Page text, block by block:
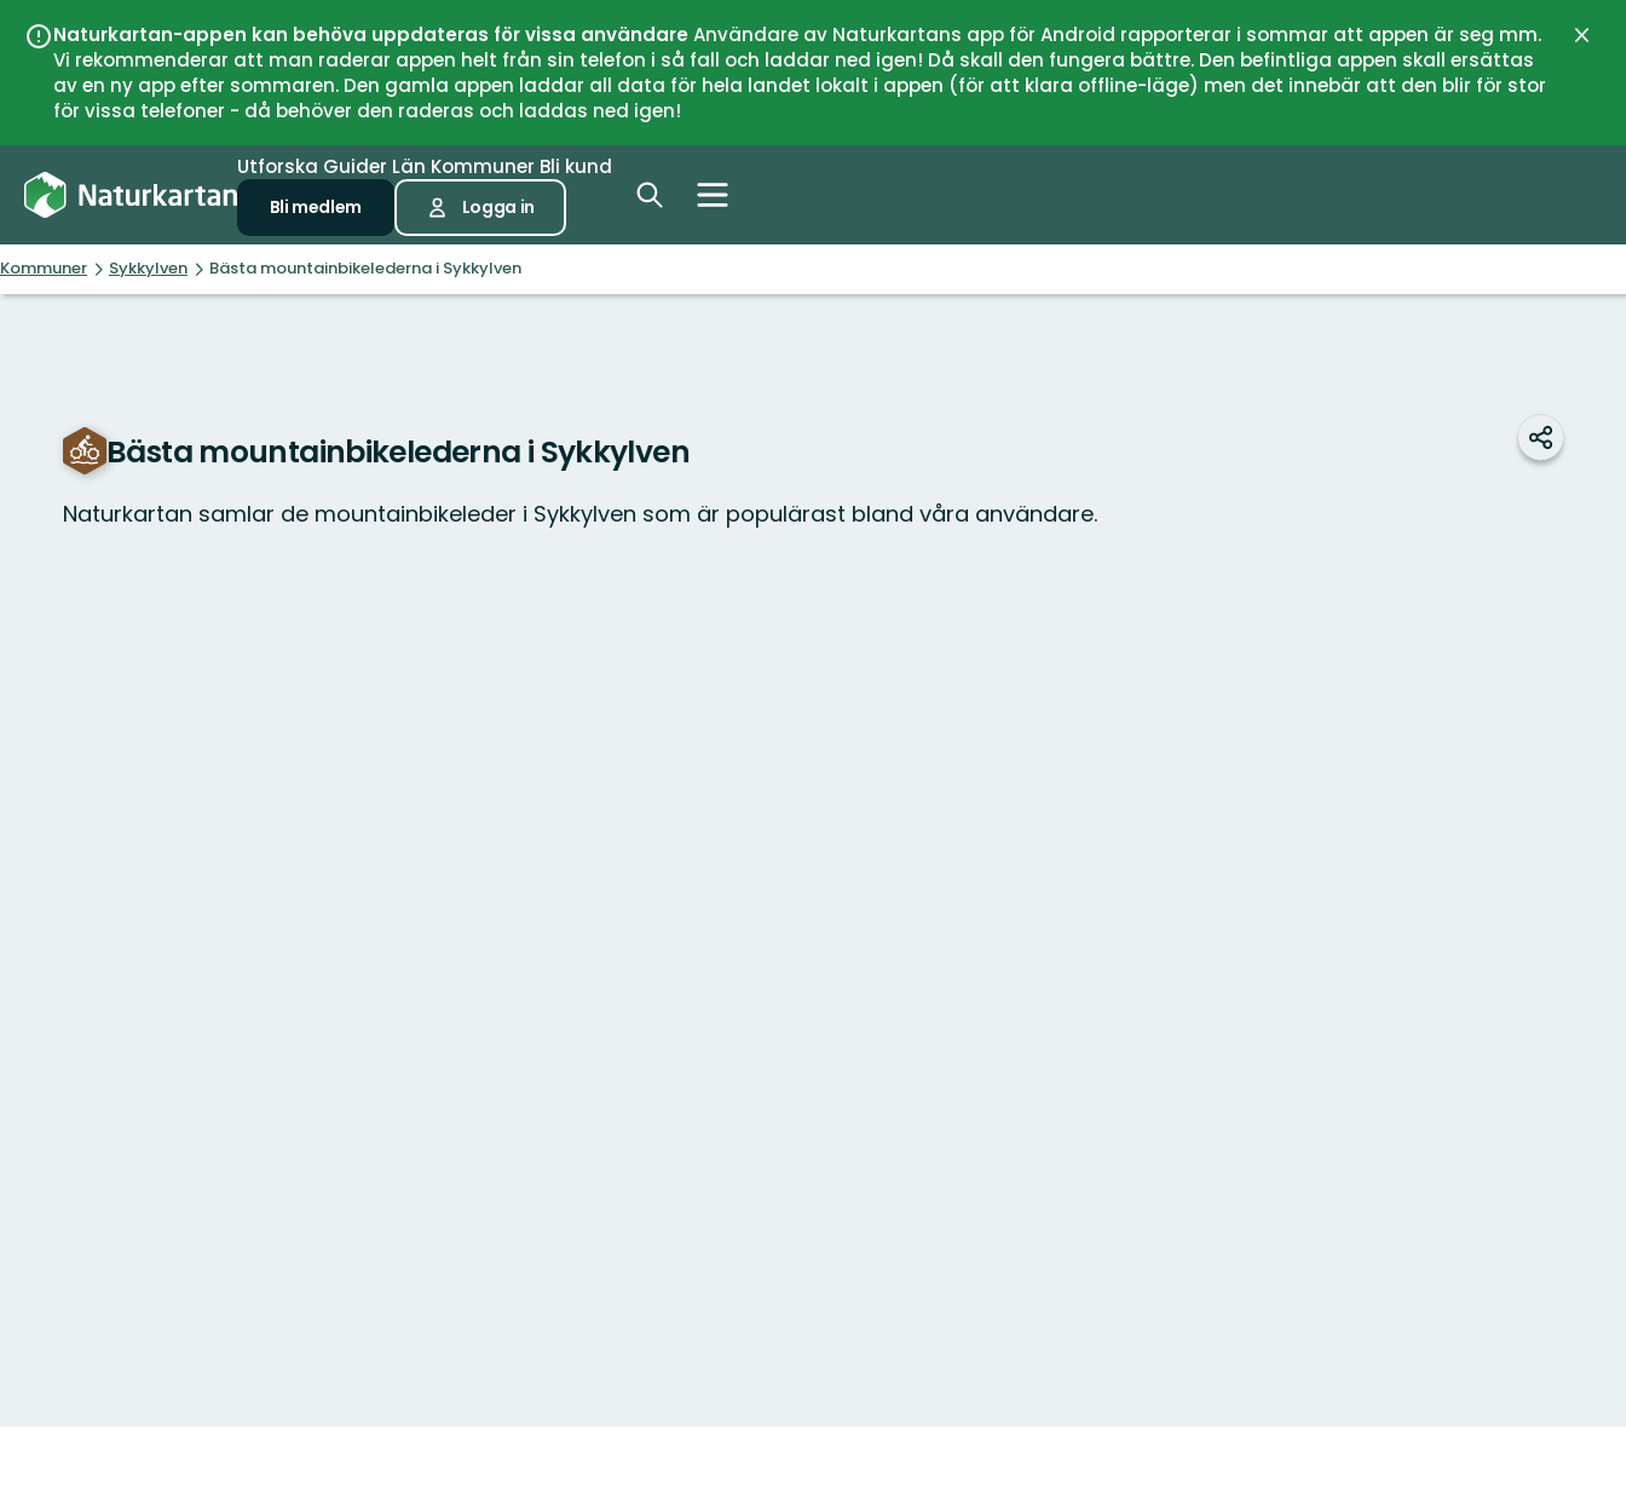
Naturkartan-appen kan behöva uppdateras för vissa användareAnvändare av Naturkartans app för Android rapporterar i sommar att appen är seg mm.
Vi rekommenderar att man raderar appen helt från sin telefon i så fall och laddar ned igen! Då skall den fungera bättre. Den befintliga appen skall ersättas
av en ny app efter sommaren. Den gamla appen laddar all data för hela landet lokalt i appen (för att klara offline-läge) men det innebär att den blir för stor
för vissa telefoner - då behöver den raderas och laddas ned igen!
Utforska Guider Län Kommuner Bli kund
Bli medlem Logga in
Kommuner Sykkylven Bästa mountainbikelederna i Sykkylven
Bästa mountainbikelederna i Sykkylven
Naturkartan samlar de mountainbikeleder i Sykkylven som är populärast bland våra användare.
Dela